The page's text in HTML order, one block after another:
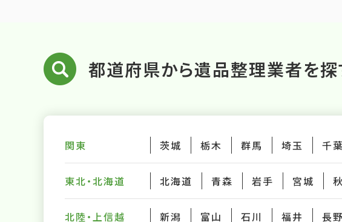
都道府県から遺品整理業者を探
関東 茨城 栃木 群馬 埼玉 千葉
東北・北海道 北海道 青森 岩手 宮城
北陸・上信越 新潟 富山 石川 福井 長野